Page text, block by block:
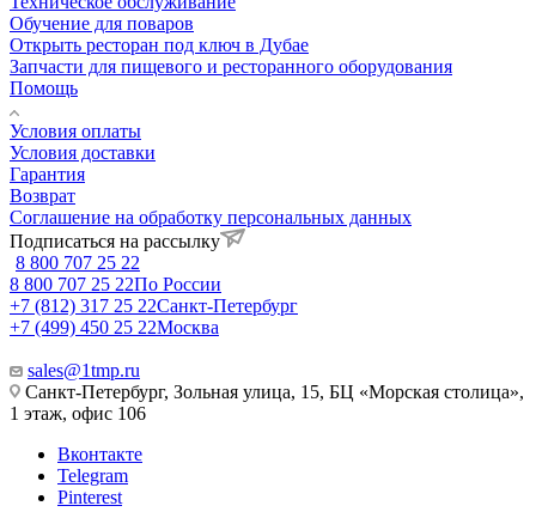
Обучение для поваров
Открыть ресторан под ключ в Дубае
Запчасти для пищевого и ресторанного оборудования
Помощь
Условия оплаты
Условия доставки
Гарантия
Возврат
Соглашение на обработку персональных данных
Подписаться на рассылку
8 800 707 25 22
8 800 707 25 22По России
+7 (812) 317 25 22Санкт-Петербург
+7 (499) 450 25 22Москва
sales@1tmp.ru
Санкт-Петербург, Зольная улица, 15, БЦ «Морская столица»,
1 этаж, офис 106
Вконтакте
Telegram
Pinterest